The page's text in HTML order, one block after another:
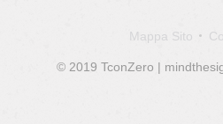
Mappa Sito
© 2019 TconZero |